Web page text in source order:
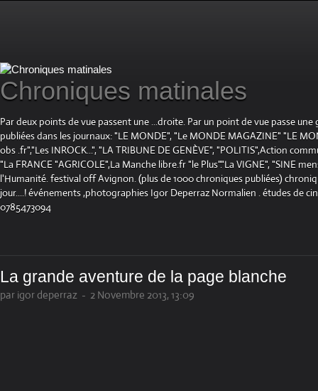
Chroniques matinales
Par deux points de vue passent une ...droite. Par un point de vue passe
publiées dans les journaux: "LE MONDE", "Le MONDE MAGAZINE" "LE
obs .fr","Les INROCK...", "LA TRIBUNE DE GENÈVE", "POLITIS",Action
"La FRANCE "AGRICOLE",La Manche libre.fr "le Plus"."La VIGNE", "SINE
l'Humanité. festival off Avignon. (plus de 1000 chroniques publiées)
jour....! événements ,photographies Igor Deperraz Normalien . études de
0785473094
La grande aventure de la page blanche
par igor deperraz - 2 Novembre 2013, 13:09